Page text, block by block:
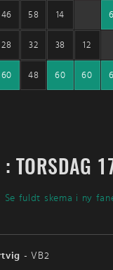
46 58 14
28 32 38 12
60 48 60 60
TORSDAG
Se fuldt skema i ny
-VB2